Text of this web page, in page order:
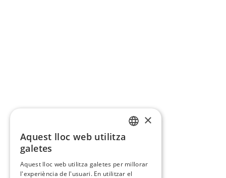
×
Aquest lloc web utilitza
galetes
Aquest lloc web utilitza galetes per millorar
l'experiència de l'usuari. En utilitzar el